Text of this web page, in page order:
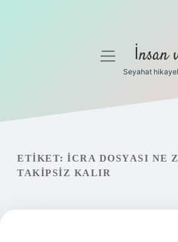
Gizlilik Politikası
Hakkımızda
menüyü İnsan
Seyahat
ETIKET: İCRA DOSYASI NE
TAKIPSIZ KALIR